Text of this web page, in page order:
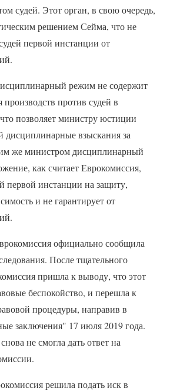
судей. Этот орган, в свою очередь,
решением Сейма, что не
первой инстанции от
режим не содержит
против судей в
позволяет министру юстиции
дисциплинарные взыскания за
же министром дисциплинарный
как считает Еврокомиссия,
первой инстанции на защиту,
и не гарантирует от
официально сообщила
После тщательного
пришла к выводу, что этот
беспокойство, и перешла к
процедуры, направив в
заключения" 17 июля 2019 года.
не смогла дать ответ на
решила подать иск в